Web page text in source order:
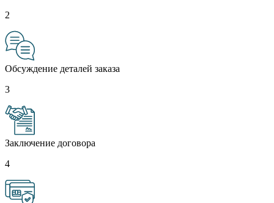
2
Обсуждение деталей заказа
3
Заключение договора
4